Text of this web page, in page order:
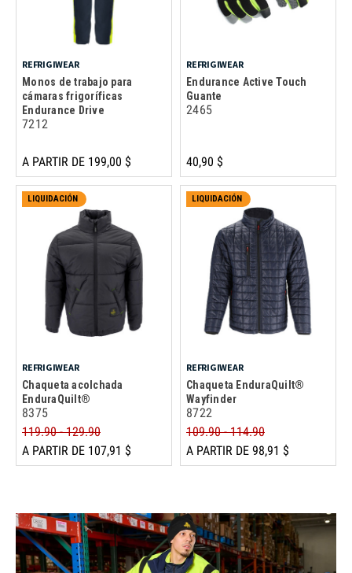
REFRIGIWEAR
Monos de trabajo para
cámaras frigoríficas
Endurance Drive
7212
A PARTIR DE 199,00 $
REFRIGIWEAR
Endurance Active Touch
Guante
2465
40,90 $
LIQUIDACIÓN
REFRIGIWEAR
Chaqueta acolchada
EnduraQuilt®
8375
119.90 - 129.90
A PARTIR DE 107,91 $
LIQUIDACIÓN
REFRIGIWEAR
Chaqueta EnduraQuilt®
Wayfinder
8722
109.90 - 114.90
A PARTIR DE 98,91 $